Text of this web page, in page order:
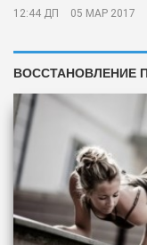
12:44 ДП 05 МАР 2017
ВОССТАНОВЛЕНИЕ